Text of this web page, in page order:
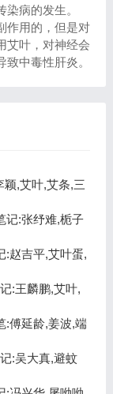
病的发生。
作用的，但是对
艾叶，对神经会
中毒性肝炎。
颖,艾叶,艾条,三
记:张纾难,栀子
:赵吉平,艾叶蛋,
:王麟鹏,艾叶,
:傅延龄,姜波,端
:吴大真,避蚊